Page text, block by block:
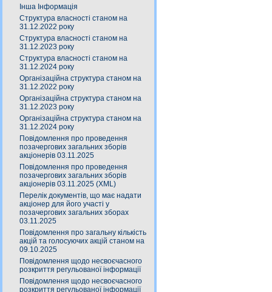
Інша Інформація
Структура власності станом на
31.12.2022 року
Структура власності станом на
31.12.2023 року
Структура власності станом на
31.12.2024 року
Організаційна структура станом на
31.12.2022 року
Організаційна структура станом на
31.12.2023 року
Організаційна структура станом на
31.12.2024 року
Повідомлення про проведення
позачергових загальних зборів
акціонерів 03.11.2025
Повідомлення про проведення
позачергових загальних зборів
акціонерів 03.11.2025 (XML)
Перелік документів, що має надати
акціонер для його участі у
позачергових загальних зборах
03.11.2025
Повідомлення про загальну кількість
акцій та голосуючих акцій станом на
09.10.2025
Повідомлення щодо несвоєчасного
розкриття регульованої інформації
Повідомлення щодо несвоєчасного
розкриття регульованої інформації